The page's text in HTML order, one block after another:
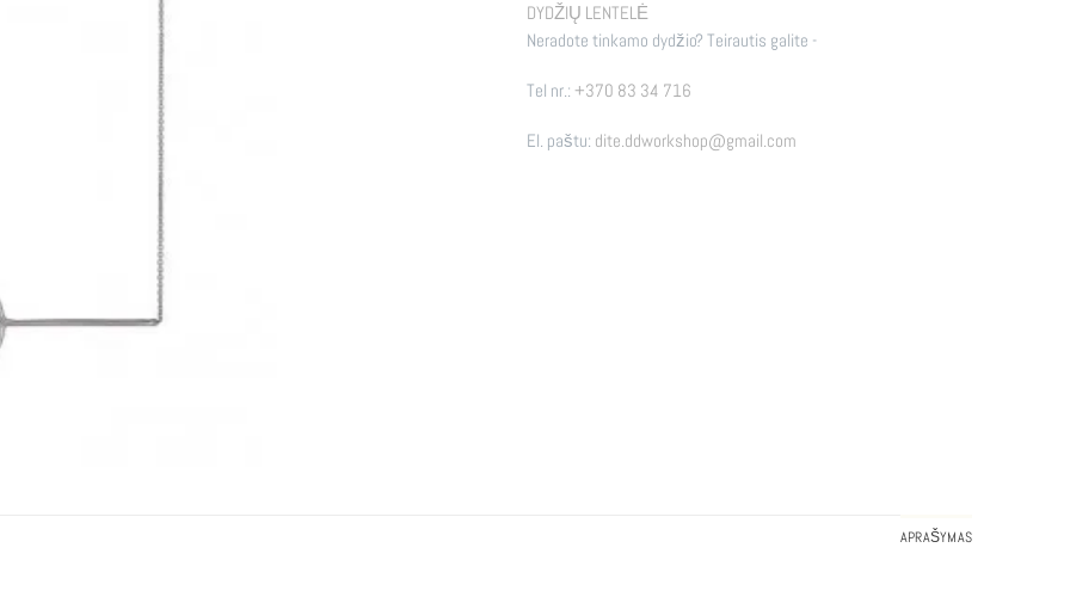
DYDŽIŲ LENTELĖ
Neradote tinkamo dydžio? Teirautis galite -
Tel nr.: +370 83 34 716
El. paštu: dite.ddworkshop@gmail.com
APRAŠYMAS